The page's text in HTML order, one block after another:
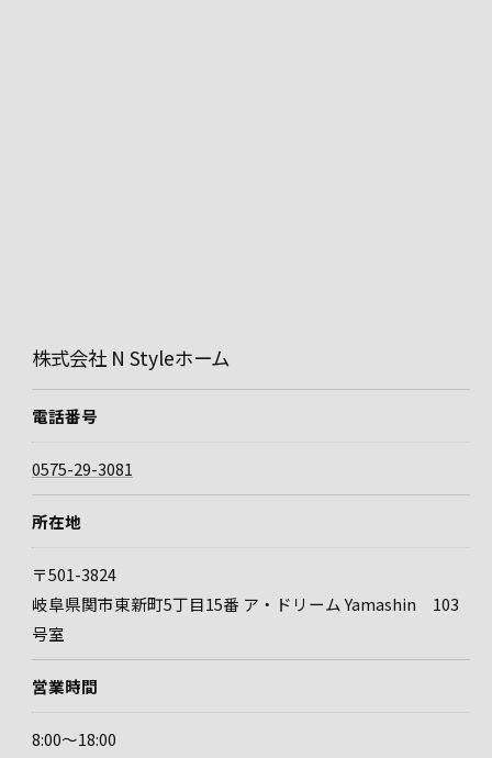
株式会社 N Styleホーム
電話番号
0575-29-3081
所在地
〒501-3824
岐阜県関市東新町5丁目15番 ア・ドリーム Yamashin 103
号室
営業時間
8:00～18:00